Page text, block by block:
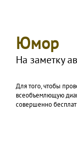
Юмор
На заметку
Для того, чтобы
всеобъемлющую
совершенно